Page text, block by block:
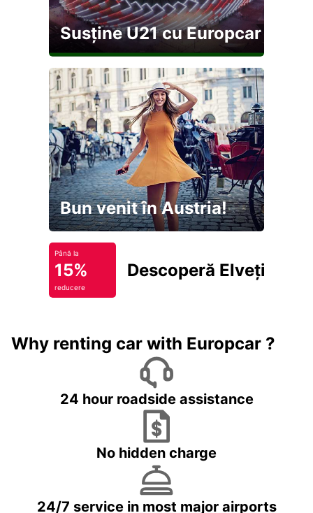
Susține U21 cu Europcar
Bun venit în Austria!
Până la
15%
reducere
Descoperă Elveția
Why renting car with Europcar ?
24 hour roadside assistance
No hidden charge
24/7 service in most major airports